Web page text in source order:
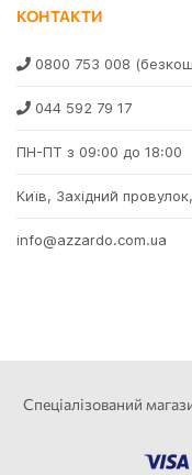
КОНТАКТИ
0800 753 008
044 592 79 17
ПН-ПТ з 09:00 до 18:00
Київ, Західний
info@azzardo.com.ua
Спеціалізований